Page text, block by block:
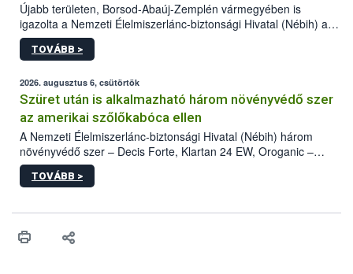
Újabb területen, Borsod-Abaúj-Zemplén vármegyében is
igazolta a Nemzeti Élelmiszerlánc-biztonsági Hivatal (Nébih) a
kőrisrontó karcsúdíszbogár (Agrilus planipennis) jelenlétét. A
kártevőt nem csak színcsapdában találták meg, de már fertőzött
az intenzív felderítést, emellett az intézkedéseket a szlovák
hatósággal is összehangolják a terjedés megállítása érdekében.
TOVÁBB >
2026. augusztus 6, csütörtök
Szüret után is alkalmazható három növényvédő szer
az amerikai szőlőkabóca ellen
A Nemzeti Élelmiszerlánc-biztonsági Hivatal (Nébih) három
növényvédő szer – Decis Forte, Klartan 24 EW, Oroganic –
engedélyokiratát módosította, így azok a szüretet követően,
egészen a vesszőérettség (BBCH 91) stádiumáig
érésű szőlőkben is legyen lehetőség a károsító elleni további
felhasználók számára is elérhető és ökológiai termesztésben is
TOVÁBB >